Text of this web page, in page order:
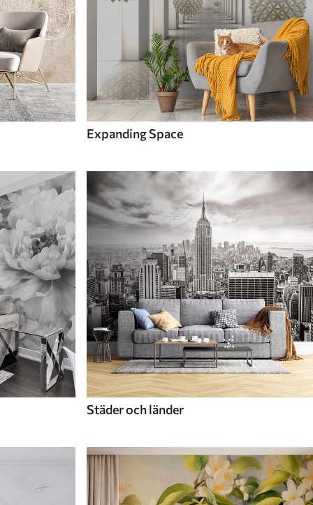
Expanding Space
Städer och länder